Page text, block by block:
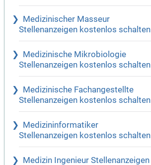
Medizinischer Masseur
Stellenanzeigen kostenlos schalten
Medizinische Mikrobiologie
Stellenanzeigen kostenlos schalten
Medizinische Fachangestellte
Stellenanzeigen kostenlos schalten
Medizininformatiker
Stellenanzeigen kostenlos schalten
Medizin Ingenieur Stellenanzeigen